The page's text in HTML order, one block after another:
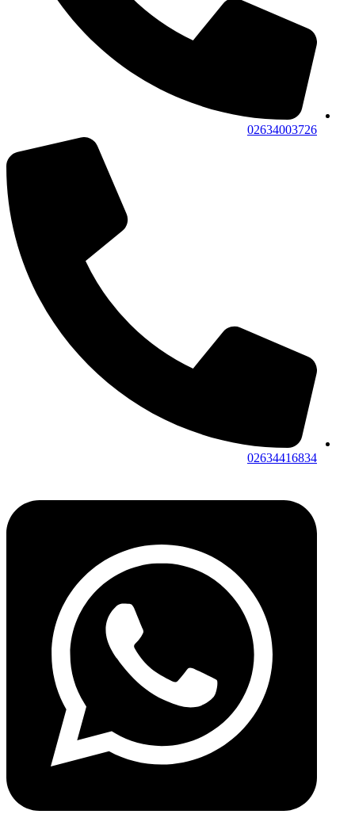
02634003726
02634416834